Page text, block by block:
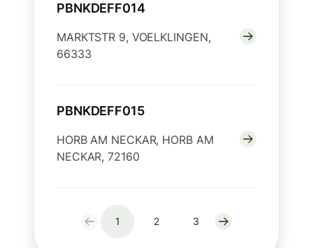
PBNKDEFF014
MARKTSTR 9, VOELKLINGEN,
66333
PBNKDEFF015
HORB AM NECKAR, HORB AM
NECKAR, 72160
1 2 3